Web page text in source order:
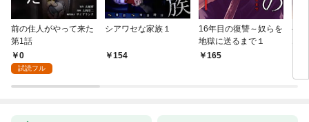
前の住人がやって来た
第1話
0
試読フル
シアワセな家族１
154
16年目の復讐～奴らを
地獄に送るまで１
165
ベ